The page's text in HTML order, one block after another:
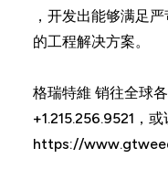
，开发出能够满足
的工程解决方案。
格瑞特維 销往全球
+1.215.256.9521，
https://